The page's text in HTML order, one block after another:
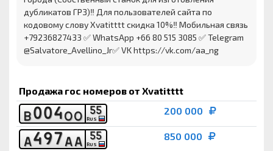
дубликатов ГРЗ)‼️ Для пользователей сайта по
кодовому слову Xvatitttt скидка 10%‼️ Мобильная связь
+79236827433 ✅ WhatsApp +66 80 515 3085 ✅ Telegram
@Salvatore_Avellino_Jr✅ VK https://vk.com/aa_ng
Продажа гос номеров от Xvatitttt
В004ОО 55
RUS
200 000
А497АА 55
RUS
850 000